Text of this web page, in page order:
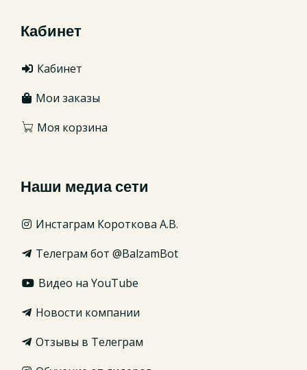
Кабинет
Кабинет
Мои заказы
Моя корзина
Наши медиа сети
Инстаграм Короткова А.В.
Телеграм бот @BalzamBot
Видео на YouTube
Новости компании
Отзывы в Телеграм